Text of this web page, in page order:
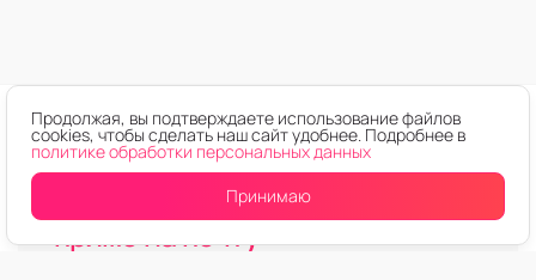
Горячие скидки и новинки —
прямо на почту
Продолжая, вы подтверждаете использование файлов
cookies, чтобы сделать наш сайт удобнее. Подробнее в
политике обработки персональных данных
Принимаю